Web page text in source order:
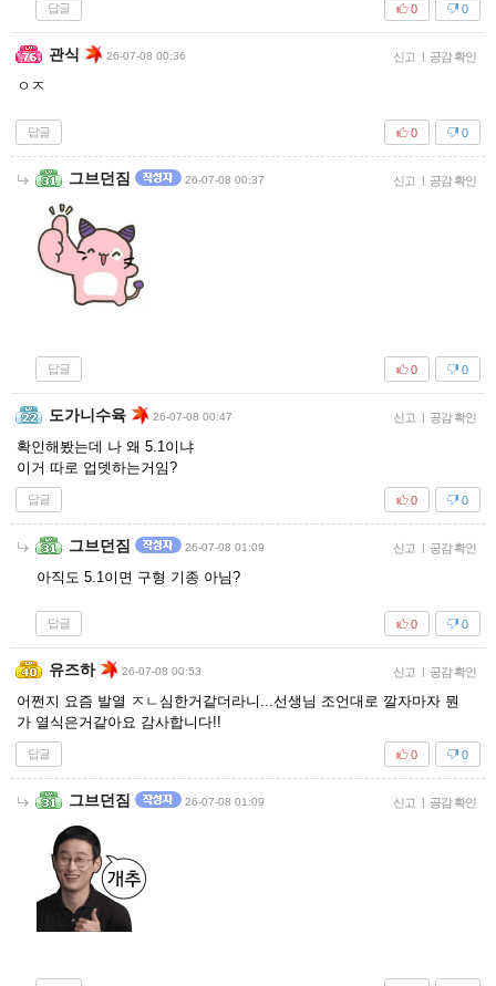
답글 0
0
관식 26-07-08 00:36 신고 | 공감 확인
ㅇㅈ
답글 0
0
그브던짐 26-07-08 00:37 신고 | 공감 확인
답글 0
0
도가니수육 26-07-08 00:47 신고 | 공감 확인
확인해봤는데 나 왜 5.1이냐
이거 따로 업뎃하는거임?
답글 0
0
그브던짐 26-07-08 01:09 신고 | 공감 확인
아직도 5.1이면 구형 기종 아님?
답글 0
0
유즈하 26-07-08 00:53 신고 | 공감 확인
어쩐지 요즘 발열 ㅈㄴ심한거같더라니...선생님 조언대로 깔자마자 뭔
가 열식은거같아요 감사합니다!!
답글 0
0
그브던짐 26-07-08 01:09 신고 | 공감 확인